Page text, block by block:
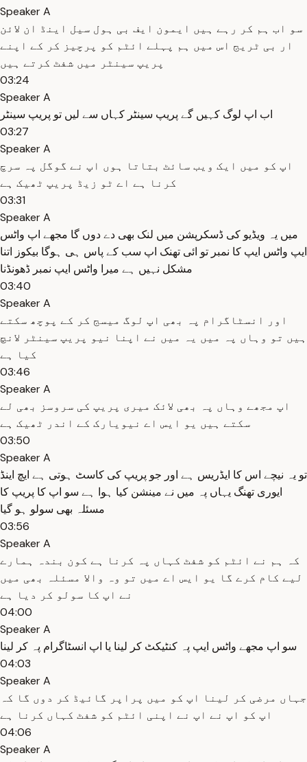
Speaker A
سو اب ہم کر رہے ہیں ایمون ایف بی ہول سیل اینڈ ان لائن
ار بی ٹریج اس میں ہم پہلے ائٹم کو پرچیز کر کے اپنے
پریپ سینٹر میں شفٹ کرتے ہیں
03:24
Speaker A
اب اپ لوگ کہیں گے پریپ سینٹر کہاں سے لیں تو پریپ سینٹر
03:27
Speaker A
اپ کو میں ایک ویب سائٹ بتاتا ہوں اپ نے گوگل پہ سرچ
کرنا ہے اے ٹو زیڈ پریپ ٹھیک ہے
03:31
Speaker A
میں یہ ویڈیو کی ڈسکرپشن میں لنک بھی دے دوں گا مجھے اپ واٹس
ایپ واٹس ایپ کا نمبر تو ائی تھنک اپ سب کے پاس ہی ہوگا بیکوز اتنا
مشکل نہیں ہے میرا واٹس ایپ نمبر ڈھونڈنا
03:40
Speaker A
اور انسٹاگرام پہ بھی اپ لوگ میسج کر کے پوچھ سکتے
ہیں تو وہاں پہ میں یہ میں نے اپنا نیو پریپ سینٹر لانچ
کیا ہے
03:46
Speaker A
اپ مجھے وہاں پہ بھی لائک میری پریپ کی سروسز بھی لے
سکتے ہیں یو ایس اے نیویارک کے اندر ٹھیک ہے
03:50
Speaker A
تو یہ نیچے اس کا ایڈریس ہے اور جو پریپ کی کاسٹ ہوتی ہے ایچ اینڈ
ایوری تھنگ یہاں پہ میں نے مینشن کیا ہوا ہے سو اپ کا پریپ کا
مسئلہ بھی سولو ہو گیا
03:56
Speaker A
کہ ہم نے ائٹم کو شفٹ کہاں پہ کرنا ہے کون بندہ ہمارے
لیے کام کرے گا یو ایس اے میں تو وہ والا مسئلہ بھی میں
نے اپ کا سولو کر دیا ہے
04:00
Speaker A
سو اپ مجھے واٹس ایپ پہ کنٹیکٹ کر لینا یا اپ انسٹاگرام پہ کر لینا
04:03
Speaker A
جہاں مرضی کر لینا اپ کو میں پراپر گائیڈ کر دوں گا کہ
اپ کو اپ نے اپ نے اپنی ائٹم کو شفٹ کہاں کرنا ہے
04:06
Speaker A